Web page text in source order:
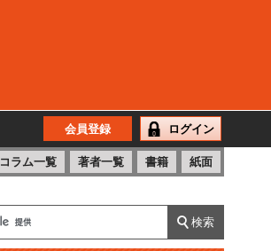
会員登録 ログイン
コラム一覧 著者一覧 書籍 紙面